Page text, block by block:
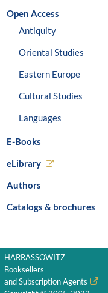
Open Access
Antiquity
Oriental Studies
Eastern Europe
Cultural Studies
Languages
E-Books
eLibrary
Authors
Catalogs & brochures
HARRASSOWITZ
Booksellers
and Subscription Agents